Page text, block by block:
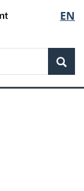
de
la
EN